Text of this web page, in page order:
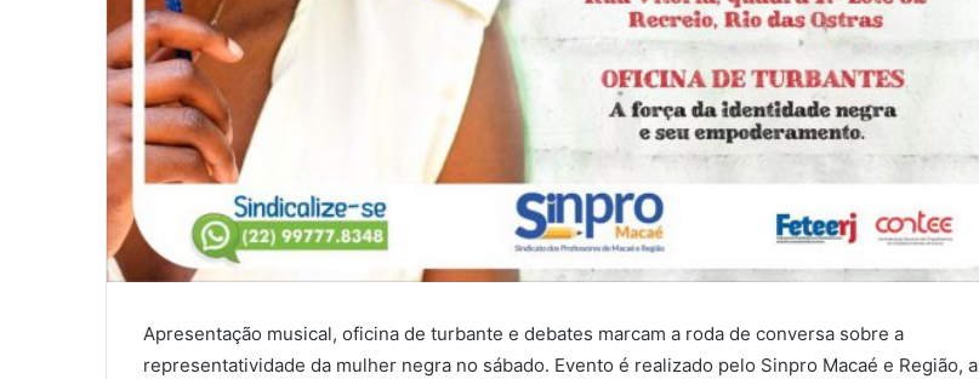
Apresentação musical, oficina de turbante e debates marcam a roda de conversa sobre a
representatividade da mulher negra no sábado. Evento é realizado pelo Sinpro Macaé e Região, a